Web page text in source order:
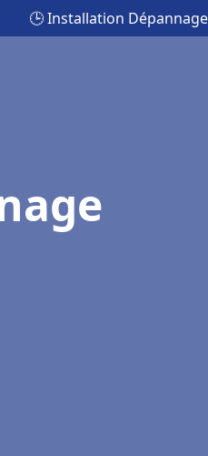
🕒 Installation